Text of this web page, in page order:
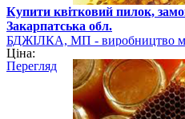
Купити квітковий пилок,
Закарпатська обл.
БДЖІЛКА, МП - виробництво
квіткового пилку
Ціна:
Перегляд